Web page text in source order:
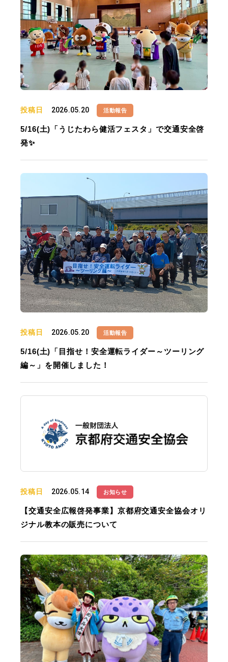
投稿日 2026.05.20 活動報告
5/16(土)「うじたわら健活フェスタ」で交通安全啓
発✨
投稿日 2026.05.20 活動報告
5/16(土)「目指せ！安全運転ライダー～ツーリング
編～」を開催しました！
投稿日 2026.05.14 お知らせ
【交通安全広報啓発事業】京都府交通安全協会オリ
ジナル教本の販売について